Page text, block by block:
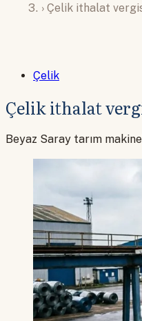
› Çelik ithalat
Çelik
Çelik ithalat
Beyaz Saray tarım